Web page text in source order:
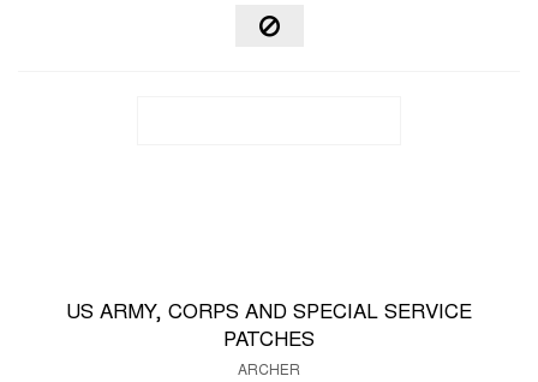
US ARMY, CORPS AND SPECIAL SERVICE
PATCHES
ARCHER